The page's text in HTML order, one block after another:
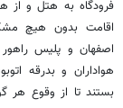
فرودگاه به هتل و
اقامت بدون هیچ
اصفهان و پلیس
هواداران و بدرقه
بستند تا از وقوع هر